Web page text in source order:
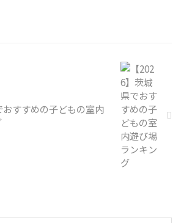
おすすめの子どもの室内